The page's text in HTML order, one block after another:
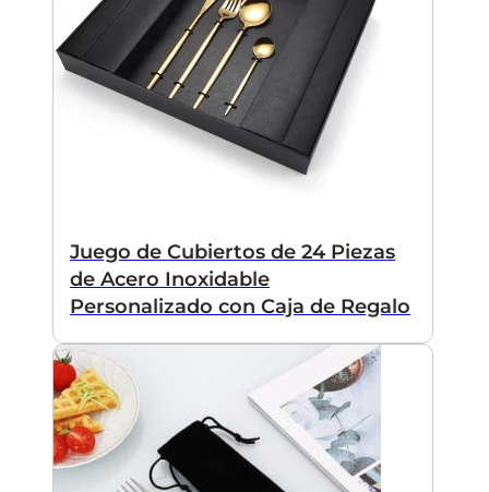
Juego de Cubiertos de 24 Piezas
de Acero Inoxidable
Personalizado con Caja de Regalo